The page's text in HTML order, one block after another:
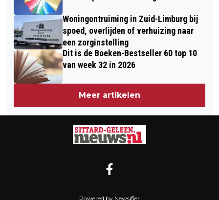
Woningontruiming in Zuid-Limburg bij
spoed, overlijden of verhuizing naar
een zorginstelling
Dit is de Boeken-Bestseller 60 top 10
van week 32 in 2026
Meer artikelen
Powered by Newsifier